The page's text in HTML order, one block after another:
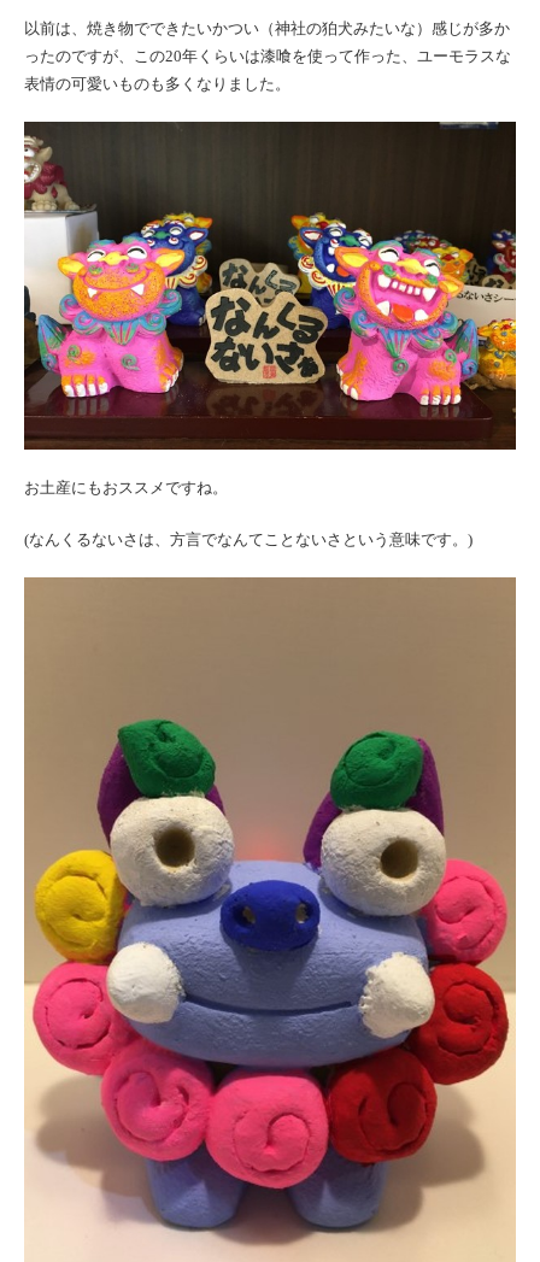
以前は、焼き物でできたいかつい（神社の狛犬みたいな）感じが多か
ったのですが、この20年くらいは漆喰を使って作った、ユーモラスな
表情の可愛いものも多くなりました。
お土産にもおススメですね。
(なんくるないさは、方言でなんてことないさという意味です。)